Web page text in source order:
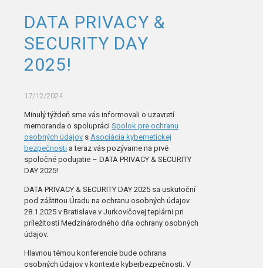
DATA PRIVACY &
SECURITY DAY
2025!
17/12/2024
Minulý týždeň sme vás informovali o uzavretí
memoranda o spolupráci Spolok pre ochranu
osobných údajov s Asociácia kybernetickej
bezpečnosti a teraz vás pozývame na prvé
spoločné podujatie – DATA PRIVACY & SECURITY
DAY 2025!
DATA PRIVACY & SECURITY DAY 2025 sa uskutoční
pod záštitou Úradu na ochranu osobných údajov
28.1.2025 v Bratislave v Jurkovičovej teplárni pri
príležitosti Medzinárodného dňa ochrany osobných
údajov.
Hlavnou témou konferencie bude ochrana
osobných údajov v kontexte kyberbezpečnosti. V